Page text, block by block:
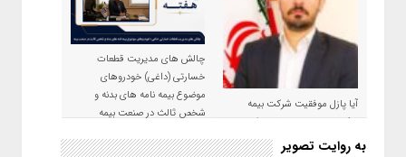
آیا پازل موفقیت شرکت بیمه
حکمت صبا در سال ۱۴۰۵ کامل می
شود؟!
چالش های مدیریت قطعات
خسارتی (داغی) خودروهای
موضوع بیمه نامه های بدنه و
شخص ثالث در صنعت بیمه
به روایت تصویر